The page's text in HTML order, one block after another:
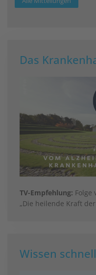
Das
TV-Empfehlung: Folge
„Die heilende Kraft der
Wissen